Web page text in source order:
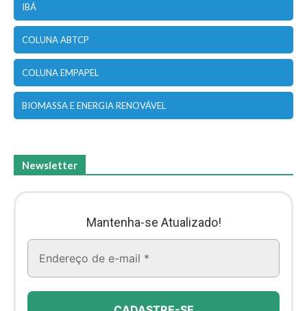
IBÁ
COLUNA ABTCP
COLUNA EMPAPEL
BIOMASSA E ENERGIA RENOVÁVEL
Newsletter
Mantenha-se Atualizado!